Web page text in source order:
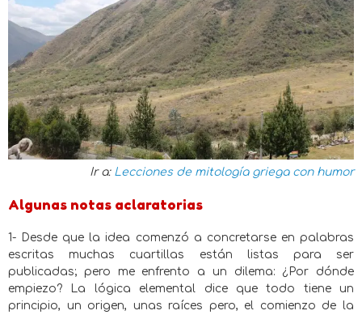
Ir a: Lecciones de mitología griega con humor
Algunas notas aclaratorias
1- Desde que la idea comenzó a concretarse en palabras
escritas muchas cuartillas están listas para ser
publicadas; pero me enfrento a un dilema: ¿Por dónde
empiezo? La lógica elemental dice que todo tiene un
principio, un origen, unas raíces pero, el comienzo de la